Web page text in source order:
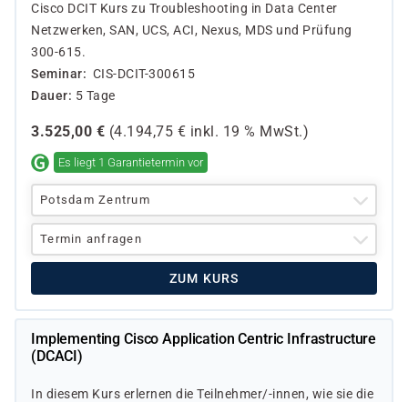
Cisco DCIT Kurs zu Troubleshooting in Data Center
Netzwerken, SAN, UCS, ACI, Nexus, MDS und Prüfung
300-615.
Seminar
CIS-DCIT-300615
Dauer
5 Tage
3.525,00 € (4.194,75 € inkl. 19 % MwSt.)
Es liegt 1 Garantietermin vor
Potsdam Zentrum
Termin anfragen
ZUM KURS
Implementing Cisco Application Centric Infrastructure
(DCACI)
In diesem Kurs erlernen die Teilnehmer/-innen, wie sie die